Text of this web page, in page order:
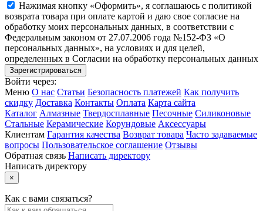
Нажимая кнопку «Оформить», я соглашаюсь с политикой
возврата товара при оплате картой и даю свое согласие на
обработку моих персональных данных, в соответствии с
Федеральным законом от 27.07.2006 года №152-ФЗ «О
персональных данных», на условиях и для целей,
определенных в Согласии на обработку персональных данных
Войти через:
Меню О нас Статьи Безопасность платежей Как получить
скидку Доставка Контакты Оплата Карта сайта
Каталог Алмазные Твердосплавные Песочные Силиконовые
Стальные Керамические Корундовые Аксессуары
Клиентам Гарантия качества Возврат товара Часто задаваемые
вопросы Пользовательское соглашение Отзывы
Обратная связь Написать директору
Написать директору
×
Как с вами связаться?